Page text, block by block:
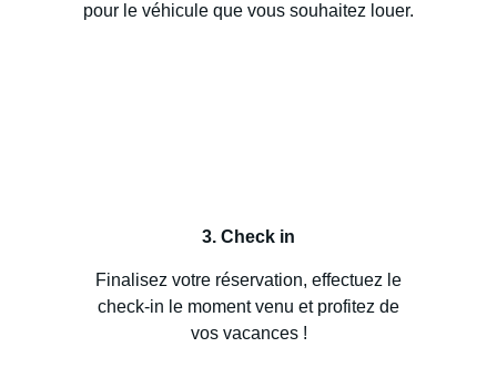
pour le véhicule que vous souhaitez louer.
3. Check in
Finalisez votre réservation, effectuez le
check-in le moment venu et profitez de
vos vacances !